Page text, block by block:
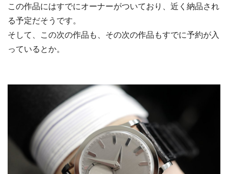
この作品にはすでにオーナーがついており、近く納品され
る予定だそうです。
そして、この次の作品も、その次の作品もすでに予約が入
っているとか。